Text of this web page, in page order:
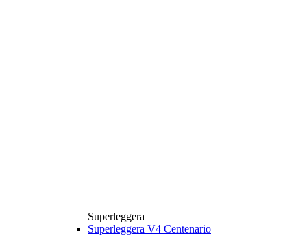
Superleggera
Superleggera V4 Centenario